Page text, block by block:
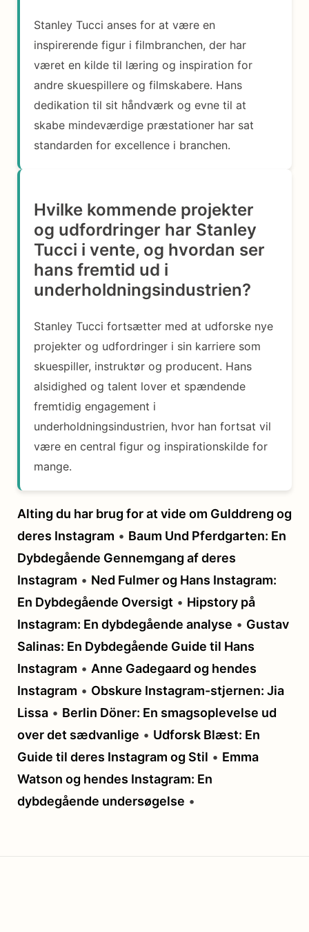
Stanley Tucci anses for at være en
inspirerende figur i filmbranchen, der har
været en kilde til læring og inspiration for
andre skuespillere og filmskabere. Hans
dedikation til sit håndværk og evne til at
skabe mindeværdige præstationer har sat
standarden for excellence i branchen.
Hvilke kommende projekter
og udfordringer har Stanley
Tucci i vente, og hvordan ser
hans fremtid ud i
underholdningsindustrien?
Stanley Tucci fortsætter med at udforske nye
projekter og udfordringer i sin karriere som
skuespiller, instruktør og producent. Hans
alsidighed og talent lover et spændende
fremtidig engagement i
underholdningsindustrien, hvor han fortsat vil
være en central figur og inspirationskilde for
mange.
Alting du har brug for at vide om Gulddreng og
deres Instagram • Baum Und Pferdgarten: En
Dybdegående Gennemgang af deres
Instagram • Ned Fulmer og Hans Instagram:
En Dybdegående Oversigt • Hipstory på
Instagram: En dybdegående analyse • Gustav
Salinas: En Dybdegående Guide til Hans
Instagram • Anne Gadegaard og hendes
Instagram • Obskure Instagram-stjernen: Jia
Lissa • Berlin Döner: En smagsoplevelse ud
over det sædvanlige • Udforsk Blæst: En
Guide til deres Instagram og Stil • Emma
Watson og hendes Instagram: En
dybdegående undersøgelse •